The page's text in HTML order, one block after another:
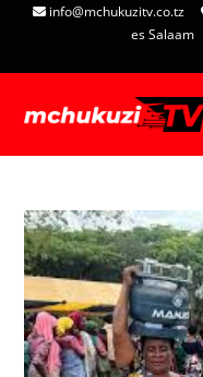
info@mchukuzitv.co.tz
es Salaam